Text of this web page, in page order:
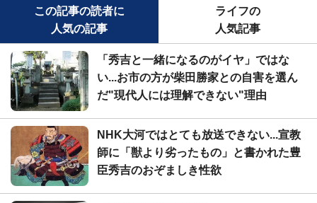
この記事の読者に
人気の記事
ライフの
人気記事
「秀吉と一緒になるのがイヤ」ではな
い...お市の方が柴田勝家との自害を選ん
だ"現代人には理解できない"理由
NHK大河ではとても放送できない...宣教
師に「獣より劣ったもの」と書かれた豊
臣秀吉のおぞましき性欲